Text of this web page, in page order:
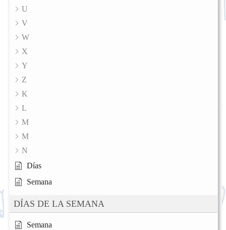
U
V
W
X
Y
Z
K
L
M
M
N
Días
Semana
DÍAS DE LA SEMANA
Semana